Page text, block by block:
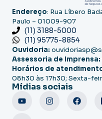
Endereço: Rua Líbero
Paulo – 01009-907
(11) 3188-5000
(11) 95775-8854
Ouvidoria:
Assessoria de Imprensa:
Horários de
08h30 às 17h30; Sexta-
Mídias sociais